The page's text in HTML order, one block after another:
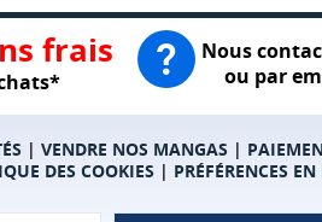
frais Nous
ou par
| VENDRE NOS MANGAS |
DES COOKIES | PRÉFÉRENCES